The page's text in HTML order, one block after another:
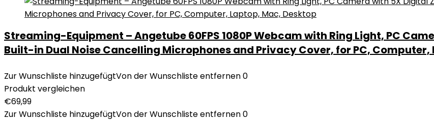
Streaming-Equipment – Angetube 60FPS 1080P Webcam with Ring Light, PC
Built-in Dual Noise Cancelling Microphones and Privacy Cover, for PC, Computer,
Zur Wunschliste hinzugefügtVon der Wunschliste entfernen0
Produkt vergleichen
€69,99
Zur Wunschliste hinzugefügtVon der Wunschliste entfernen0